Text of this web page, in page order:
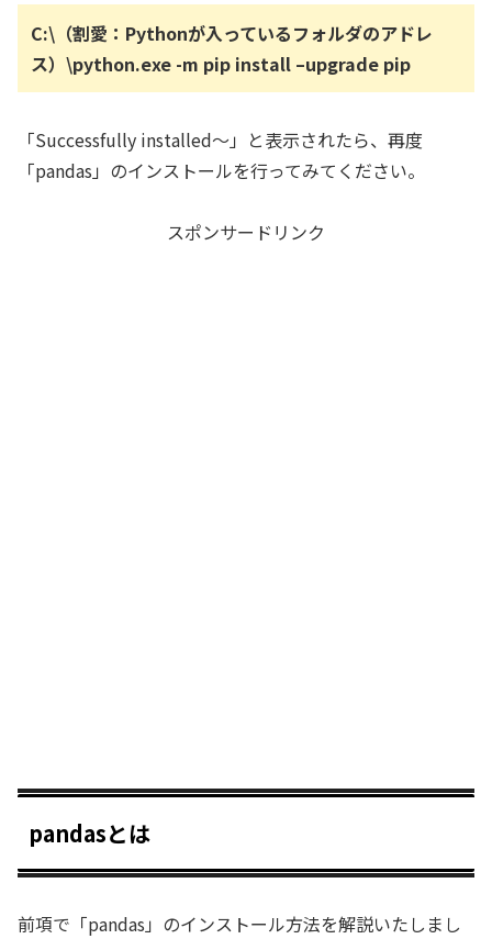
C:\（割愛：Pythonが入っているフォルダのアドレ
ス）\python.exe -m pip install –upgrade pip
「Successfully installed～」と表示されたら、再度
「pandas」のインストールを行ってみてください。
スポンサードリンク
pandasとは
前項で「pandas」のインストール方法を解説いたしまし